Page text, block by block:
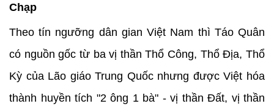
Chạp
Theo tín ngưỡng dân gian Việt Nam thì Táo Quân
có nguồn gốc từ ba vị thần Thổ Công, Thổ Địa, Thổ
Kỳ của Lão giáo Trung Quốc nhưng được Việt hóa
thành huyền tích "2 ông 1 bà" - vị thần Đất, vị thần